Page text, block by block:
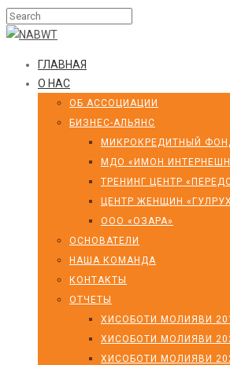
ГЛАВНАЯ
О НАС
ОБ АССОЦИАЦИИ
БИЗНЕС-АЛЬЯНС
МИКРОКРЕДИТНЫЙ
МДО «ИМОН
ТРЕНИНГ ЦЕНТР
ЦЕНТР ЖЕНЩИН
ООО «ОЗАРА»
ОСНОВАТЕЛИ
НАША КОМАНДА
КОНТАКТЫ
ОТЧЕТЫ
ХИСОБОТИ МОЛИЯВИ
ХИСОБОТИ МОЛИЯВИ
ХИСОБОТИ МОЛИЯВИ